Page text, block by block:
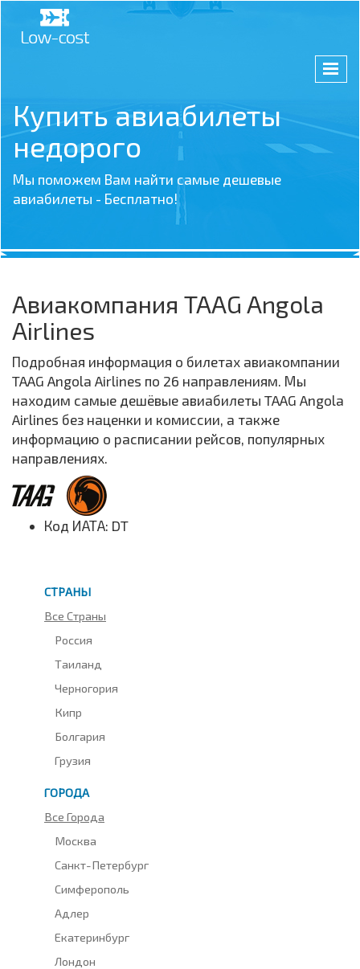
Купить авиабилеты
недорого
Мы поможем Вам найти самые дешевые
авиабилеты - Бесплатно!
Авиакомпания TAAG Angola
Airlines
Подробная информация о билетах авиакомпании
TAAG Angola Airlines по 26 направлениям. Мы
находим самые дешёвые авиабилеты TAAG Angola
Airlines без наценки и комиссии, а также
информацию о расписании рейсов, популярных
направлениях.
Код ИАТА: DT
СТРАНЫ
Все Страны
Россия
Таиланд
Черногория
Кипр
Болгария
Грузия
ГОРОДА
Все Города
Москва
Санкт-Петербург
Симферополь
Адлер
Екатеринбург
Лондон